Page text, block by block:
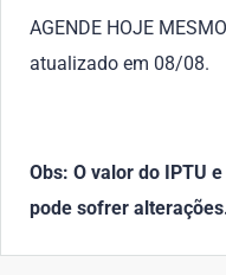
AGENDE HOJE
atualizado em 08/08.
Obs: O valor do IPTU
pode sofrer